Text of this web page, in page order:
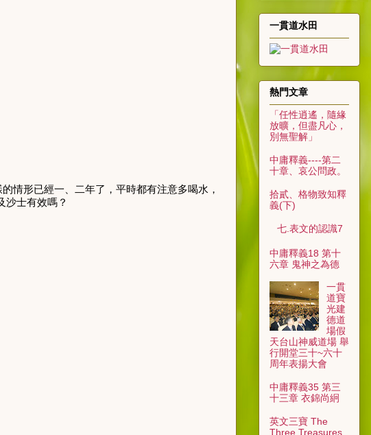
的情形已經一、二年了，平時都有注意多喝水，
沙士有效嗎？
一貫道水田
熱門文章
「任性逍遙，隨緣
放曠，但盡凡心，
別無聖解」
中庸釋義----第二
十章、哀公問政。
拾貳、格物致知釋
義(下)
七.表文的認識7
中庸釋義18 第十
六章 鬼神之為德
一貫
道寶
光建
德道
場假
天台山神威道場 舉
行開堂三十~六十
周年表揚大會
中庸釋義35 第三
十三章 衣錦尚絅
英文三寶 The
Three Treasures